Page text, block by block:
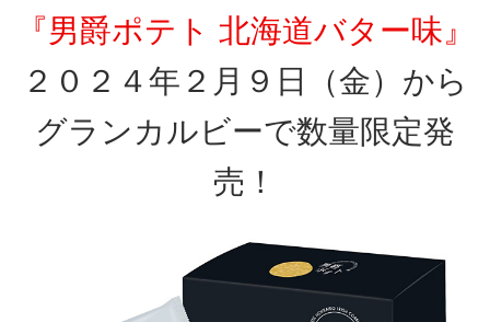
『男爵ポテト 北海道バター味』
２０２４年２月９日（金）から
グランカルビーで数量限定発
売！